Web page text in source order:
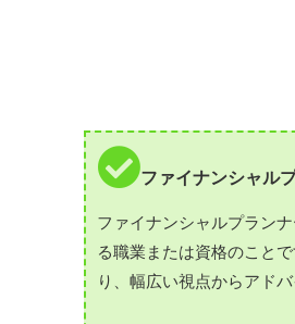
ファイナンシャル
ファイナンシャルプラン
る職業または資格のこと
り、幅広い視点からアド